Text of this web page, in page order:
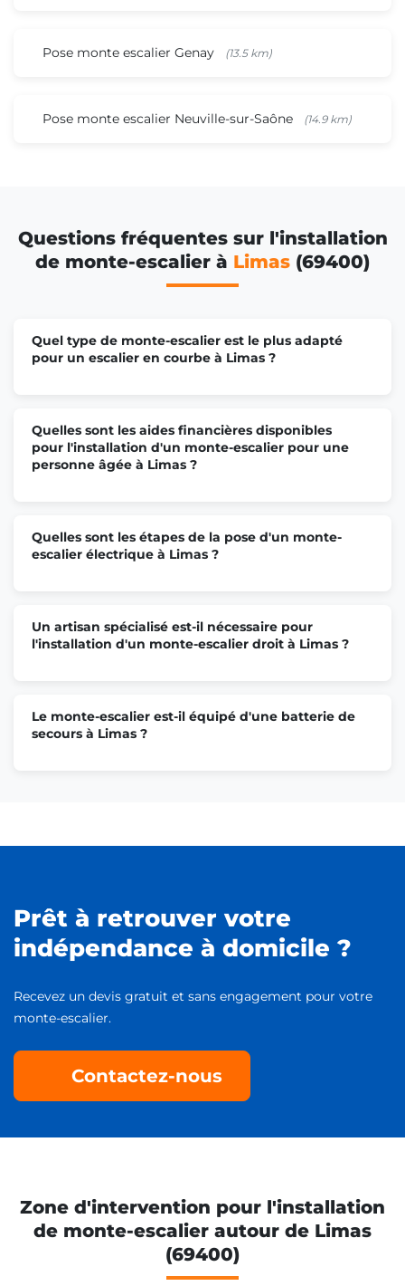
Pose monte escalier Genay (13.5 km)
Pose monte escalier Neuville-sur-Saône (14.9 km)
Questions fréquentes sur l'installation
de monte-escalier à Limas (69400)
Quel type de monte-escalier est le plus adapté
pour un escalier en courbe à Limas ?
Quelles sont les aides financières disponibles
pour l'installation d'un monte-escalier pour une
personne âgée à Limas ?
Quelles sont les étapes de la pose d'un monte-
escalier électrique à Limas ?
Un artisan spécialisé est-il nécessaire pour
l'installation d'un monte-escalier droit à Limas ?
Le monte-escalier est-il équipé d'une batterie de
secours à Limas ?
Prêt à retrouver votre
indépendance à domicile ?
Recevez un devis gratuit et sans engagement pour votre
monte-escalier.
Contactez-nous
Zone d'intervention pour l'installation
de monte-escalier autour de Limas
(69400)